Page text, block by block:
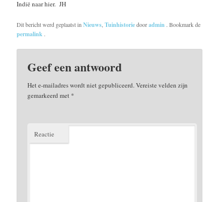
Indië naar hier. JH
Dit bericht werd geplaatst inNieuws ,Tuinhistoriedooradmin . Bookmark de
permalink .
Geef een antwoord
Het e-mailadres wordt niet gepubliceerd.Vereiste velden zijn
gemarkeerd met *
Reactie